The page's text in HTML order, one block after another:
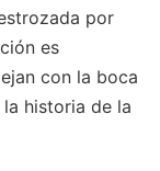
por
es
con la boca
historia de la